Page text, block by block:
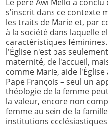
Le père Awi Mello a
s’inscrit dans ce contexte
les traits de Marie et, par
à la société dans laquelle
caractéristiques
l'Église n'est pas
maternité, de l'accueil,
comme Marie, aide
Pape François – seul un
théologie de la femme
la valeur, encore non
femme au sein de la
institutions ecclésiastiques.